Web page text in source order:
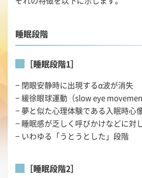
睡眠段階
［睡眠段階1］
− 閉眼安静時に出現するα波が消失
− 緩徐眼球運動（slow eye
− 夢と似た心理体験である入眠時心
− 睡眠感が乏しく呼びかけなどに対
− いわゆる「うとうとした」段階
［睡眠段階2］